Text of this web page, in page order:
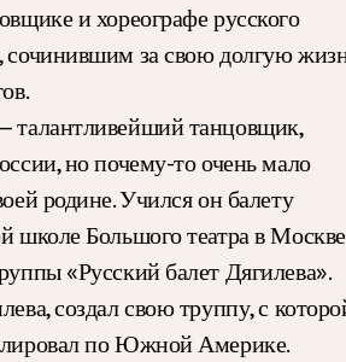
и хореографе русского
сочинившим за свою долгую
танцовщик,
но почему-то очень мало
родине. Учился он балету
школе Большого театра в
«Русский балет Дягилева».
создал свою труппу, с
по Южной Америке.